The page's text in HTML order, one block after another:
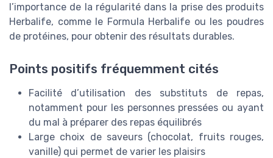
l’importance de la régularité dans la prise des produits
Herbalife, comme le Formula Herbalife ou les poudres
de protéines, pour obtenir des résultats durables.
Points positifs fréquemment cités
Facilité d’utilisation des substituts de repas,
notamment pour les personnes pressées ou ayant
du mal à préparer des repas équilibrés
Large choix de saveurs (chocolat, fruits rouges,
vanille) qui permet de varier les plaisirs